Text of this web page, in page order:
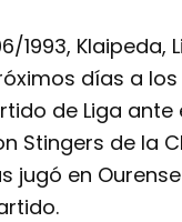
1993, Klaipeda,
días a
de Liga
Stingers de la
jugó en